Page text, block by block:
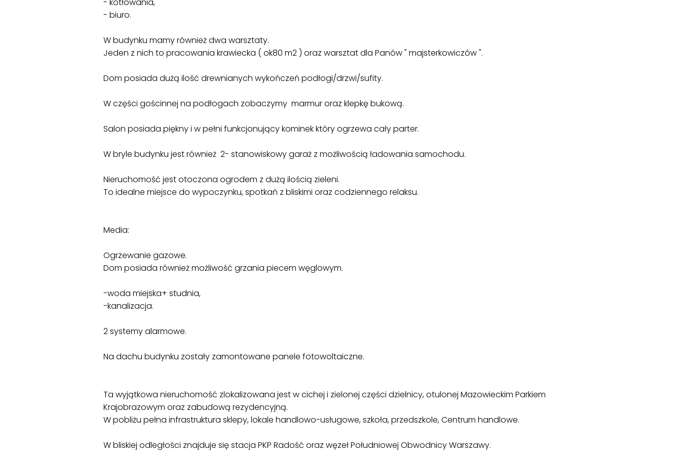
- biuro.
W budynku mamy również dwa warsztaty.
Jeden z nich to pracowania krawiecka ( ok80 m2 ) oraz warsztat dla Panów " majsterkowiczów ".
Dom posiada dużą ilość drewnianych wykończeń podłogi/drzwi/sufity.
W części gościnnej na podłogach zobaczymy marmur oraz klepkę bukową.
Salon posiada piękny i w pełni funkcjonujący kominek który ogrzewa cały parter.
W bryle budynku jest również 2- stanowiskowy garaż z możliwością ładowania samochodu.
Nieruchomość jest otoczona ogrodem z dużą ilością zieleni.
To idealne miejsce do wypoczynku, spotkań z bliskimi oraz codziennego relaksu.
Media:
Ogrzewanie gazowe.
Dom posiada również możliwość grzania piecem węglowym.
-woda miejska+ studnia,
-kanalizacja.
2 systemy alarmowe.
Na dachu budynku zostały zamontowane panele fotowoltaiczne.
Ta wyjątkowa nieruchomość zlokalizowana jest w cichej i zielonej części dzielnicy, otulonej Mazowieckim Parkiem
Krajobrazowym oraz zabudową rezydencyjną.
W pobliżu pełna infrastruktura sklepy, lokale handlowo-usługowe, szkoła, przedszkole, Centrum handlowe.
W bliskiej odległości znajduje się stacja PKP Radość oraz węzeł Południowej Obwodnicy Warszawy.